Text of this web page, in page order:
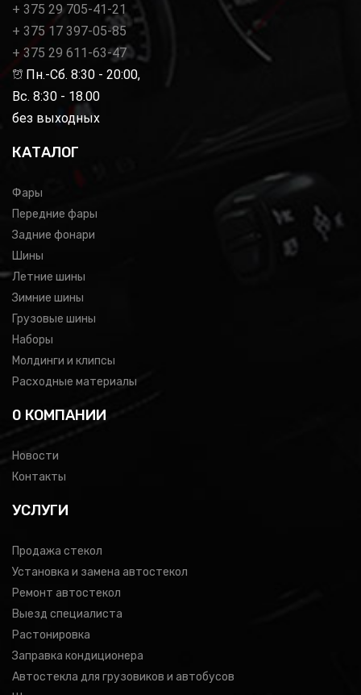
+ 375 29 705-41-21
+ 375 17 397-05-85
+ 375 29 611-63-47
Пн.-Сб. 8:30 - 20:00,
Вс. 8:30 - 18.00
без выходных
КАТАЛОГ
Фары
Передние фары
Задние фонари
Шины
Летние шины
Зимние шины
Грузовые шины
Наборы
Молдинги и клипсы
Расходные материалы
0 КОМПАНИИ
Новости
Контакты
УСЛУГИ
Продажа стекол
Установка и замена автостекол
Ремонт автостекол
Выезд специалиста
Растонировка
Заправка кондиционера
Автостекла для грузовиков и автобусов